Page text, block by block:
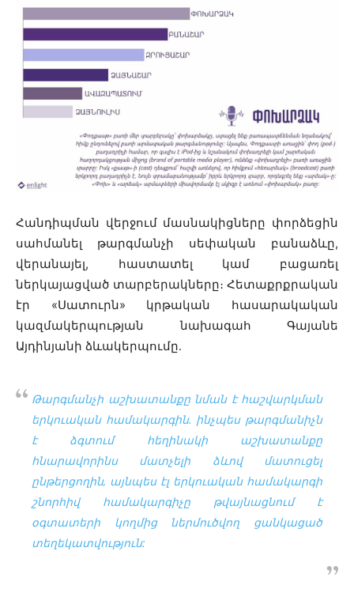
Հանդիպման վերջում մասնակիցները փորձեցին
սահմանել թարգմանչի սեփական բանաձևը,
վերանայել, հաստատել կամ բացառել
ներկայացված տարբերակները։ Հետաքրքրական
էր «Սատուրն» կրթական հասարակական
կազմակերպության նախագահ Գայանե
Այդինյանի ձևակերպումը․
Թարգմանչի աշխատանքը նման է հաշվարկման
երկուական համակարգին. ինչպես թարգմանիչն
է ձգտում հեղինակի աշխատանքը
հնարավորինս մատչելի ձևով մատուցել
ընթերցողին, այնպես էլ երկուական համակարգի
շնորհիվ համակարգիչը թվայնացնում է
օգտատերի կողմից ներմուծվող ցանկացած
տեղեկատվություն: